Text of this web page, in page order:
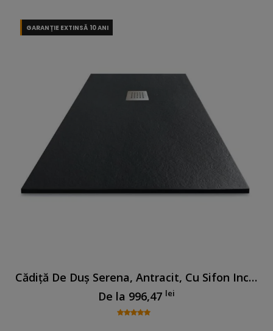
Cădiță De Duș Serena, Antracit, Cu Sifon Inclus
De la 996,47 lei